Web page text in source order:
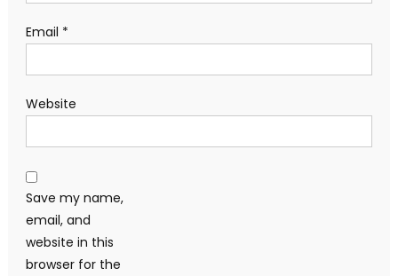
Email *
Website
Save my name,
email, and
website in this
browser for the